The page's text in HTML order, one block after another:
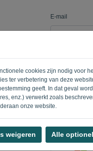
cookies zijn nodig voor
ter verbetering van deze
geeft. In dat geval
enz.) verwerkt zoals
onze website.
weigeren Alle
E-mail
Herinner